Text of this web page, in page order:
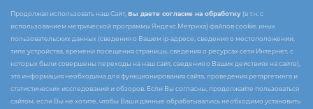
Продолжая использовать наш Сайт, Вы даете согласие на обработку (в т.ч. с
использованием метрической программы Яндекс.Метрика) файлов cookie, иных
пользовательских данных (сведения о Вашем ip-адресе, сведения о местоположении,
типе устройства, времени посещения страницы, сведения о ресурсах сети Интернет, с
которых были совершены переходы на наш сайт, сведения о Ваших действиях на сайте),
эта информация необходима для функционирования сайта, проведения ретаргетинга и
статистических исследований и обзоров. Если Вы согласны, продолжайте пользоваться
сайтом, если Вы не хотите, чтобы Ваши данные обрабатывались необходимо установить